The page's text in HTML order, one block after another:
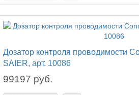
Дозатор контроля проводимости
SAIER, арт. 10086
99197 руб.